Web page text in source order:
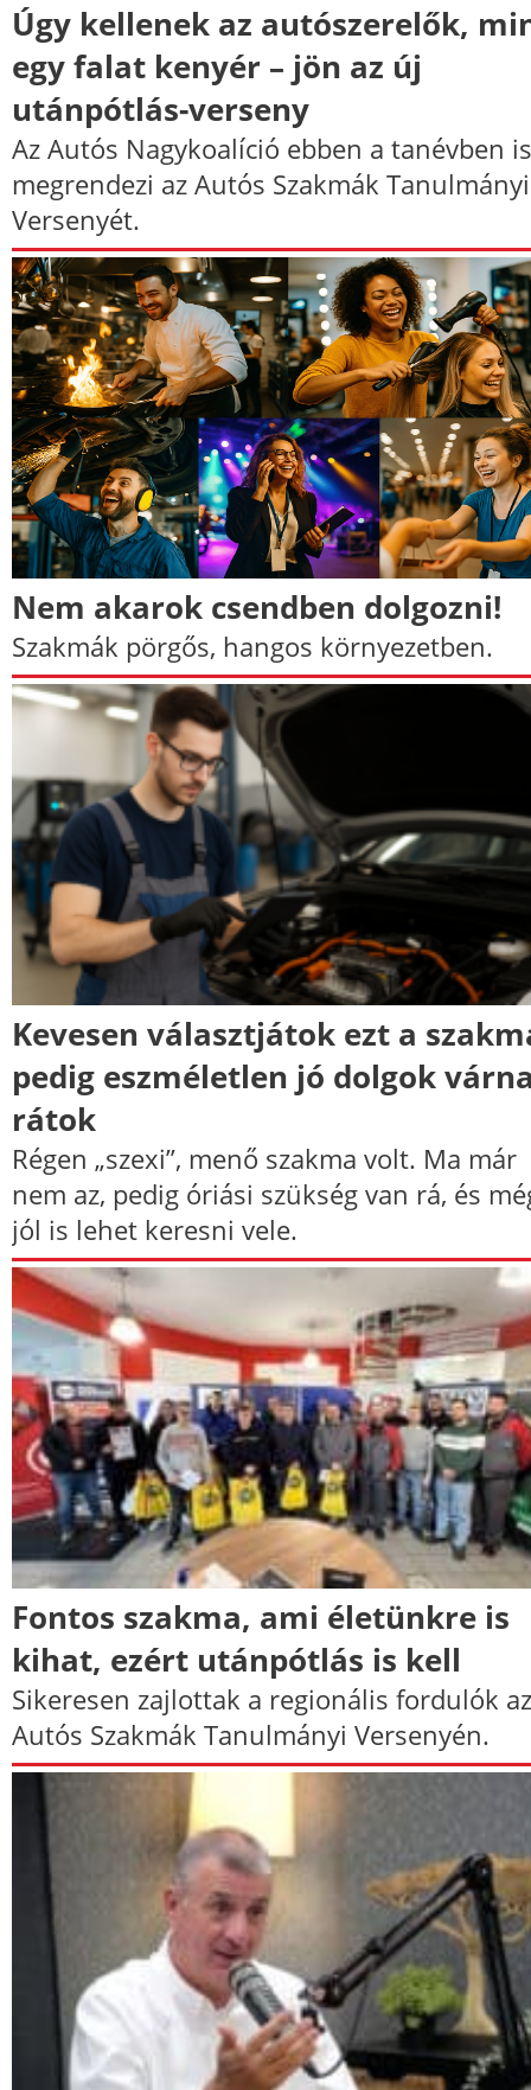
Úgy kellenek az autószerelők,
egy falat kenyér – jön az új
utánpótlás-verseny
Az Autós Nagykoalíció ebben a tanévben is
megrendezi az Autós Szakmák Tanulmányi
Versenyét.
Nem akarok csendben dolgozni!
Szakmák pörgős, hangos környezetben.
Kevesen választjátok ezt a
pedig eszméletlen jó dolgok
rátok
Régen „szexi”, menő szakma volt. Ma már
nem az, pedig óriási szükség van rá, és
jól is lehet keresni vele.
Fontos szakma, ami életünkre is
kihat, ezért utánpótlás is kell
Sikeresen zajlottak a regionális fordulók az
Autós Szakmák Tanulmányi Versenyén.